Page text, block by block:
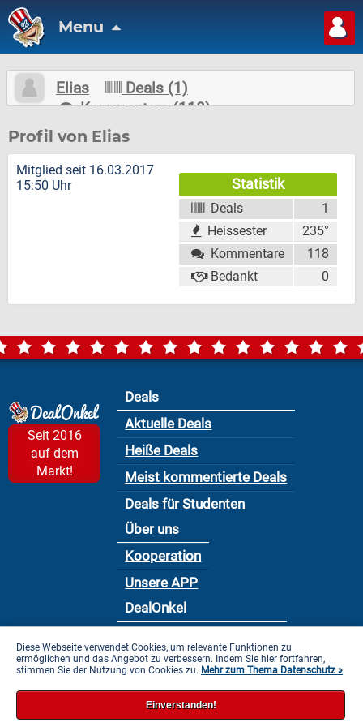
Menu
Elias
Deals (1)
Kommentare (118)
Nachricht schreiben
Profil von Elias
Statistik
Deals
1
Heissester
235°
Kommentare
118
Bedankt
0
Mitglied seit 16.03.2017
15:50 Uhr
Seit 2016
auf dem
Markt!
Deals
Aktuelle Deals
Heiße Deals
Meist kommentierte Deals
Deals für Studenten
Über uns
Kooperation
Unsere APP
DealOnkel
Datenschutzbestimmung
Impressum
Diese Webseite verwendet Cookies, um relevante Funktionen zu
ermöglichen und das Angebot zu verbessern. Indem Sie hier fortfahren,
stimmen Sie der Nutzung von Cookies zu. Mehr zum Thema Datenschutz »